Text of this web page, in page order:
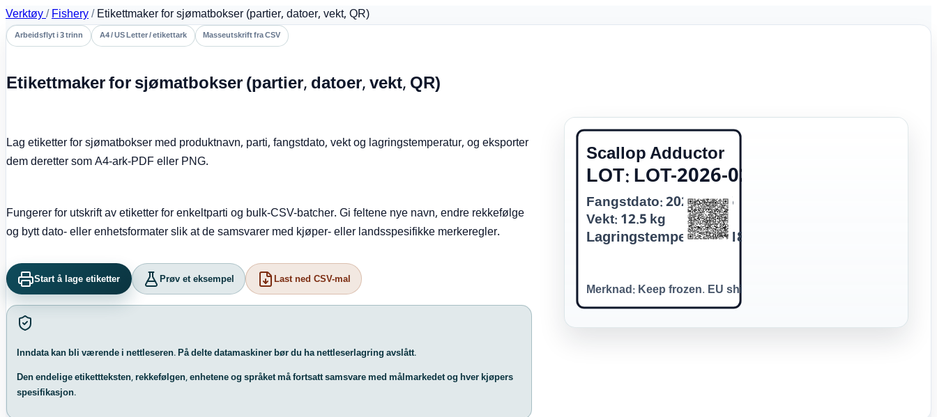
Verktøy/Fishery/Etikettmaker for sjømatbokser (partier, datoer, vekt, QR)
Arbeidsflyt i 3 trinn A4 / US Letter / etikettark Masseutskrift fra CSV
Etikettmaker for sjømatbokser (partier, datoer, vekt, QR)
Lag etiketter for sjømatbokser med produktnavn, parti, fangstdato, vekt og lagringstemperatur, og eksporter
dem deretter som A4-ark-PDF eller PNG.
Fungerer for utskrift av etiketter for enkeltparti og bulk-CSV-batcher. Gi feltene nye navn, endre rekkefølge
og bytt dato- eller enhetsformater slik at de samsvarer med kjøper- eller landsspesifikke merkeregler.
Start å lage etiketter Prøv et eksempel Last ned CSV-mal
Inndata kan bli værende i nettleseren. På delte datamaskiner bør du ha nettleserlagring avslått.
Den endelige etikettteksten, rekkefølgen, enhetene og språket må fortsatt samsvare med målmarkedet og hver kjøpers
spesifikasjon.
Scallop Adductor
LOT: LOT-2026-0205-A
Fangstdato: 2026/02/05
Vekt: 12.5 kg
Lagringstemperatur: -18 ℃
Merknad: Keep frozen. EU shipment.